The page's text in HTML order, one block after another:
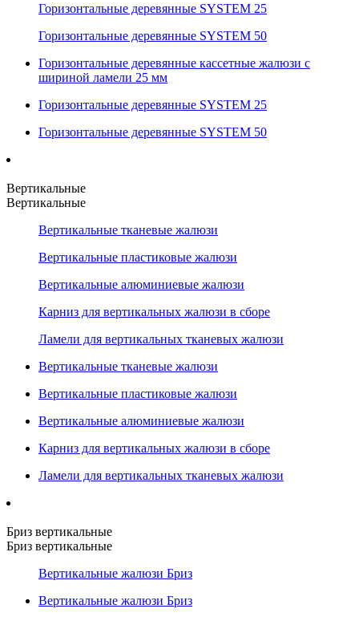
Горизонтальные деревянные SYSTEM 25
Горизонтальные деревянные SYSTEM 50
Горизонтальные деревянные кассетные жалюзи с
шириной ламели 25 мм
Горизонтальные деревянные SYSTEM 25
Горизонтальные деревянные SYSTEM 50
Вертикальные
Вертикальные
Вертикальные тканевые жалюзи
Вертикальные пластиковые жалюзи
Вертикальные алюминиевые жалюзи
Карниз для вертикальных жалюзи в сборе
Ламели для вертикальных тканевых жалюзи
Вертикальные тканевые жалюзи
Вертикальные пластиковые жалюзи
Вертикальные алюминиевые жалюзи
Карниз для вертикальных жалюзи в сборе
Ламели для вертикальных тканевых жалюзи
Бриз вертикальные
Бриз вертикальные
Вертикальные жалюзи Бриз
Вертикальные жалюзи Бриз